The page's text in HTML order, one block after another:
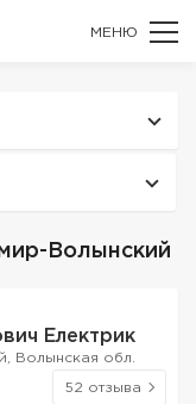
МЕНЮ
Волынский
Електрик
Волынская обл.
52 отзыва